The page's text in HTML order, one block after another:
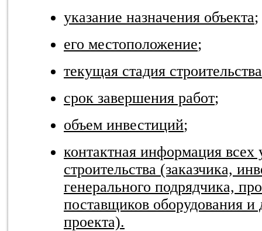
указание назначения объекта;
его местоположение;
текущая стадия строительства
срок завершения работ;
объем инвестиций;
контактная информация всех
строительства (заказчика,
генерального подрядчика,
поставщиков оборудования и
проекта).